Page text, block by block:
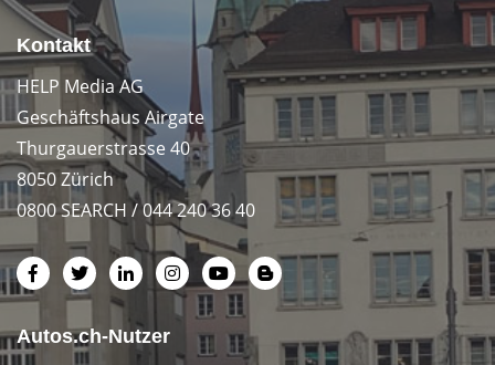
Kontakt
HELP Media AG
Geschäftshaus Airgate
Thurgauerstrasse 40
8050 Zürich
0800 SEARCH / 044 240 36 40
Autos.ch-Nutzer